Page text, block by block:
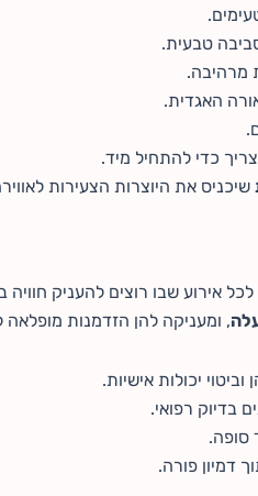
טבעית.
מרהיבה.
האגדית.
שיכניס את היוצרות הצעירות
אירוע שבו רוצים להעניק
, ומעניקה להן הזדמנות
יכולות אישיות.
בדיוק רפואי.
סופה.
דמיון פורה.